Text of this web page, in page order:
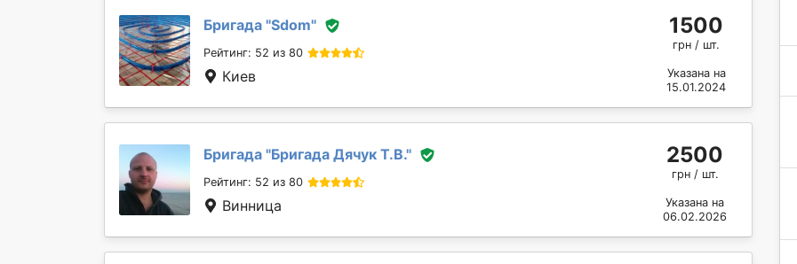
Бригада "Sdom"
Рейтинг: 52 из 80
Киев
1500
грн / шт.
Указана на
15.01.2024
Бригада "Бригада Дячук Т.В."
Рейтинг: 52 из 80
Винница
2500
грн / шт.
Указана на
06.02.2026